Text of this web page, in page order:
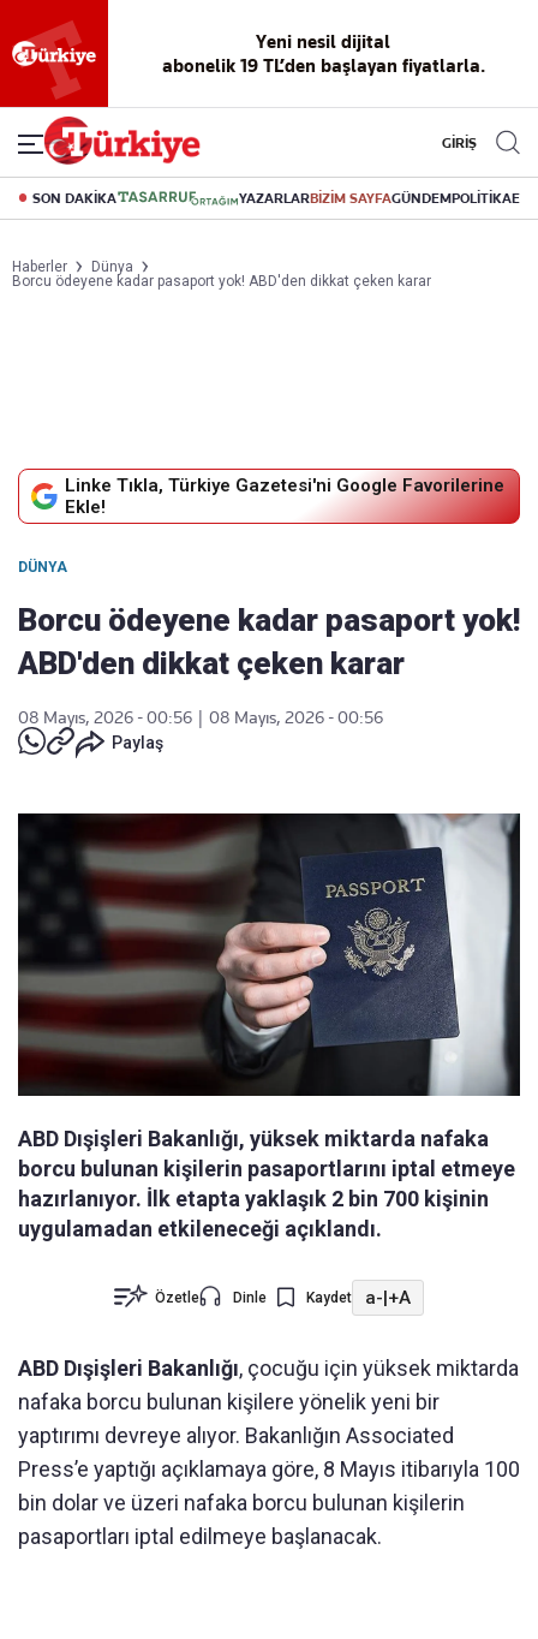
okuma
deneyimi
dijital arşiv
Akıllı haber
asistanı
Eski gazeteleri
indirme
canlı soru
cevap
GİRİŞ
SON DAKİKA YAZARLARBİZİM SAYFAGÜNDEMPOLİTİKA
Haberler
Dünya
Borcu ödeyene kadar pasaport yok! ABD'den dikkat çeken karar
Linke Tıkla, Türkiye Gazetesi'ni Google Favorilerine
Ekle!
DÜNYA
Borcu ödeyene kadar pasaport yok!
ABD'den dikkat çeken karar
08 Mayıs, 2026 - 00:56
08 Mayıs, 2026 - 00:56
Paylaş
ABD Dışişleri Bakanlığı, yüksek miktarda nafaka
borcu bulunan kişilerin pasaportlarını iptal etmeye
hazırlanıyor. İlk etapta yaklaşık 2 bin 700 kişinin
uygulamadan etkileneceği açıklandı.
Özetle Dinle Kaydet a-|+A
ABD Dışişleri Bakanlığı, çocuğu için yüksek miktarda
nafaka borcu bulunan kişilere yönelik yeni bir
yaptırımı devreye alıyor. Bakanlığın Associated
Press’e yaptığı açıklamaya göre, 8 Mayıs itibarıyla 100
bin dolar ve üzeri nafaka borcu bulunan kişilerin
pasaportları iptal edilmeye başlanacak.